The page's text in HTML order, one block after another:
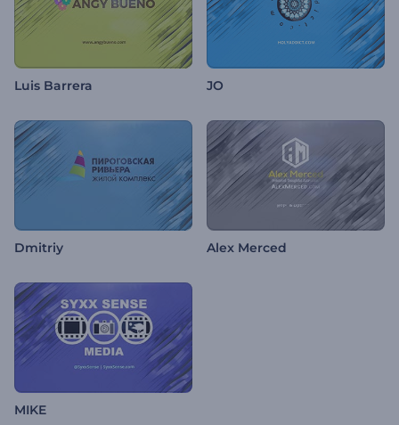
Luis Barrera JO
Dmitriy Alex Merced
MIKE